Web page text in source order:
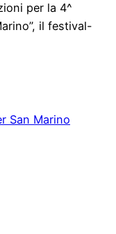
per la 4^
il festival-